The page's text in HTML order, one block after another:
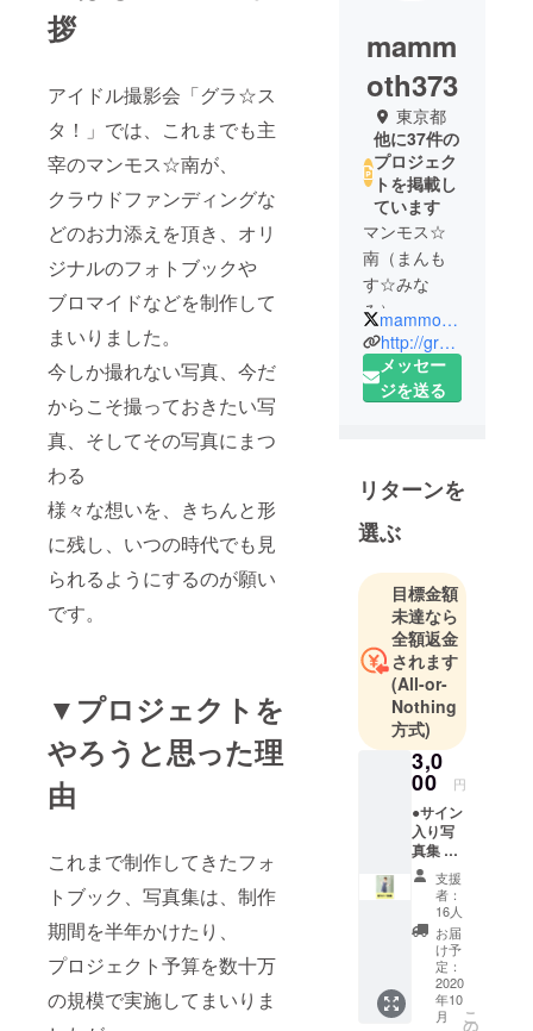
拶
アイドル撮影会「グラ☆ス
タ！」では、これまでも主
宰のマンモス☆南が、
クラウドファンディングな
どのお力添えを頂き、オリ
ジナルのフォトブックや
ブロマイドなどを制作して
まいりました。
今しか撮れない写真、今だ
からこそ撮っておきたい写
真、そしてその写真にまつ
わる
様々な想いを、きちんと形
に残し、いつの時代でも見
られるようにするのが願い
です。
▼プロジェクトを
やろうと思った理
由
これまで制作してきたフォ
トブック、写真集は、制作
期間を半年かけたり、
プロジェクト予算を数十万
の規模で実施してまいりま
mamm
oth373
東京都
他に37件の
プロジェク
トを掲載し
ています
マンモス☆
南（まんも
す☆みな
み）
1967年9月
12日 神奈
川県出身
店、映画企
画・制作会
社、映画配
給会社宣伝
部を経て、
グラビアア
イドル・モ
デル撮影会
「グラ☆ス
タ！」を立
ち上げ。現
在は下記の
業務を行
★グラ☆ス
タ！撮影
会、ファン
ミーティン
グの企画・
運営
★ニコニコ
mammoth373
http://gra-sta.com/
メッセー
ジを送る
リターンを
選ぶ
目標金額
未達なら
全額返金
されます
(All-or-
Nothing
方式)
3,0
00 円
●サイン
入り写
真集 完
成した
写真集1
冊に岡
ちひろ
のサイ
ンを入
れてお
送りし
ます。
支援
者：
16人
お届
け予
定：
2020
年10
月
こ
の